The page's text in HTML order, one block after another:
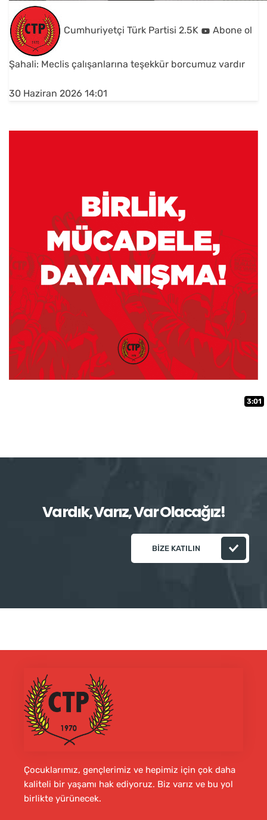
3:01
Cumhuriyetçi Türk Partisi 2.5K Abone ol
Şahali: Meclis çalışanlarına teşekkür borcumuz vardır
30 Haziran 2026 14:01
Vardık, Varız, Var Olacağız!
BIZE KATILIN
Çocuklarımız, gençlerimiz ve hepimiz için çok daha
kaliteli bir yaşamı hak ediyoruz. Biz varız ve bu yol
birlikte yürünecek.